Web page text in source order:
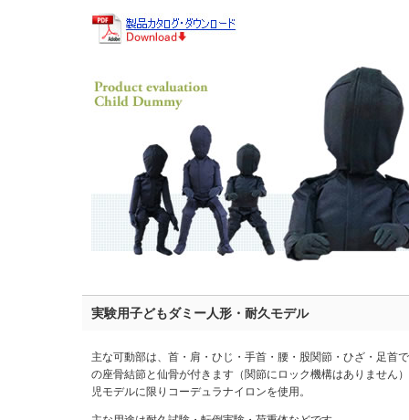
実験用子どもダミー人形・耐久モデル
主な可動部は、首・肩・ひじ・手首・腰・股関節・ひざ・足首
の座骨結節と仙骨が付きます（関節にロック機構はありません
児モデルに限りコーデュラナイロンを使用。